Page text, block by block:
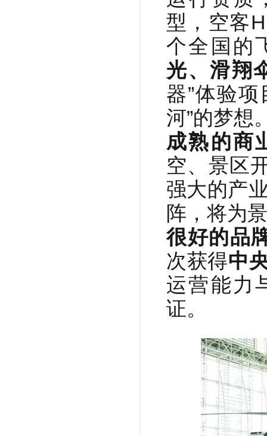
型，空客
个全国的
光、滑翔
器”体验
河”的梦想
成熟的商
空、景区
强大的产
阵，将为
很好的品
次获得中
运营能力
证。